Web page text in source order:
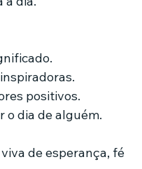
positivos.
o dia de alguém.
de esperança, fé